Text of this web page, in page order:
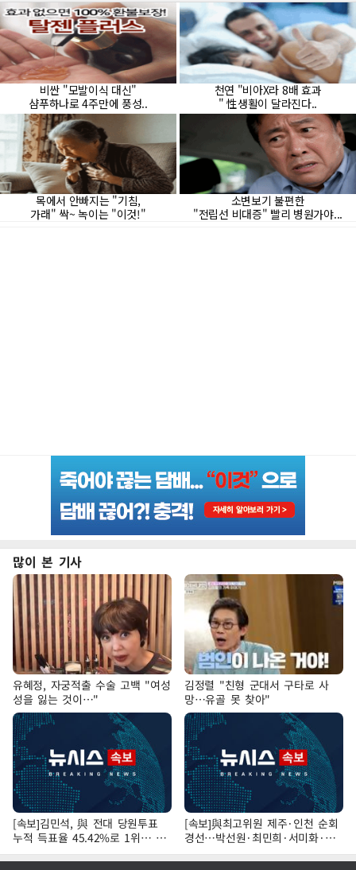
많이 본 기사
유혜정, 자궁적출 수술 고백 "여성
성을 잃는 것이…"
김정렬 "친형 군대서 구타로 사
망…유골 못 찾아"
[속보]김민석, 與 전대 당원투표
누적 득표율 45.42%로 1위… 정
청래 44.56%
[속보]與최고위원 제주·인천 순회
경선…박선원·최민희·서미화·한
민수·김용 순